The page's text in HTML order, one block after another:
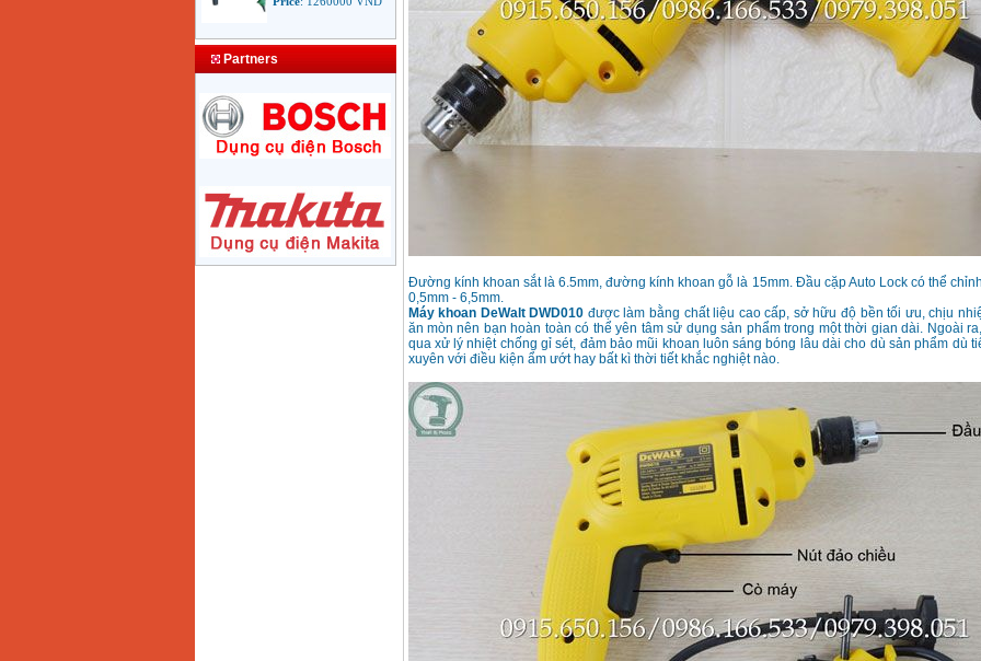
Bang gia mui khoan
Price
May Khoan Bosch
GSB 16RE (750W)
valy nhua
Bo may khoan Bosch
GSB 13RE hop nhua
100 chi tiet
Price:1977000VND
Partners
Đường kính khoan sắt là 6.5mm, đường kính khoan gỗ là 15mm. Đầu cặp Auto Lock có thể
0,5mm - 6,5mm.
Máy khoan DeWalt DWD010 được làm bằng chất liệu cao cấp, sở hữu độ bền tối ưu, chịu
ăn mòn nên bạn hoàn toàn có thể yên tâm sử dụng sản phẩm trong một thời gian dài. Ngoài
qua xử lý nhiệt chống gỉ sét, đảm bảo mũi khoan luôn sáng bóng lâu dài cho dù sản phẩm dù
xuyên với điều kiện ẩm ướt hay bất kì thời tiết khắc nghiệt nào.